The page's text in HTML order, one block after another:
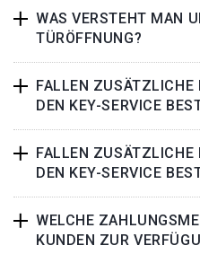
WAS VERSTEHT MAN
TÜRÖFFNUNG?
FALLEN ZUSÄTZLICHE
DEN KEY-SERVICE
FALLEN ZUSÄTZLICHE
DEN KEY-SERVICE
WELCHE
KUNDEN ZUR